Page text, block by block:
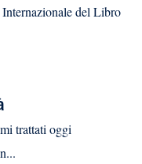
del Libro
trattati oggi